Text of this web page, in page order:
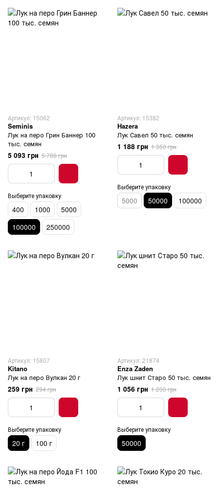
Артикул: 15062
Seminis
Лук на перо Грин Баннер 100
тыс. семян
5 093 грн 5 788 грн
Выберите упаковку
400 1000
5000
100000
250000
Артикул: 15382
Hazera
Лук Савел 50 тыс. семян
1 188 грн 1 350 грн
Выберите упаковку
5000 50000 100000
Артикул: 15807
Kitano
Лук на перо Вулкан 20 г
259 грн 294 грн
Выберите упаковку
20 г 100 г
Артикул: 21874
Enza Zaden
Лук шнит Старо 50 тыс. семян
1 056 грн 1 200 грн
Выберите упаковку
50000